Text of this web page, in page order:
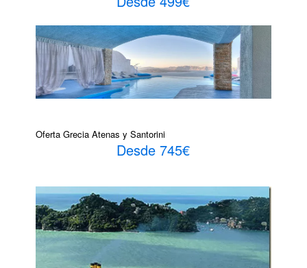
Oferta Grecia Atenas y Santorini
Desde 745€